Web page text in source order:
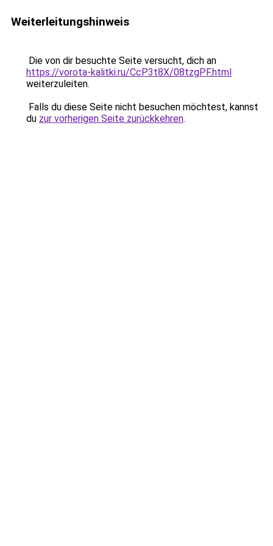
Weiterleitungshinweis
Die von dir besuchte Seite versucht, dich an
https://vorota-kalitki.ru/CcP3t8X/08tzgPF.html
weiterzuleiten.
Falls du diese Seite nicht besuchen möchtest, kannst
du zur vorherigen Seite zurückkehren.